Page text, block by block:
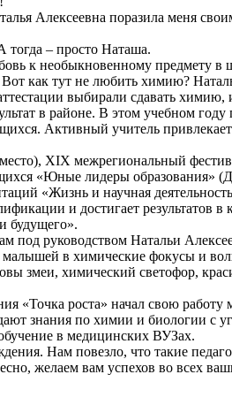
Алексеевна поразила меня
– просто Наташа.
к необыкновенному предмету
как тут не любить химию?
выбирали сдавать
в районе. В этом учебном году
Активный учитель
XIX межрегиональный
«Юные лидеры
«Жизнь и научная
и достигает результатов в
будущего».
под руководством Натальи
в химические фокусы и
змеи, химический светофор,
«Точка роста» начал свою
знания по химии и биологии с
в медицинских ВУЗах.
Нам повезло, что такие
желаем вам успехов во всех